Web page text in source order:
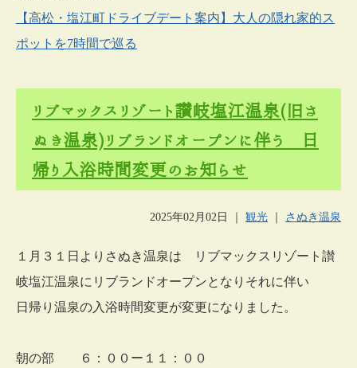
【高松・塩江町ドライブデート案内】大人の隠れ家的ス
ポットを7時間で巡る
リブマックスリゾート讃岐塩江温泉(旧さ
ぬき温泉)リブランドオープンに伴う 日
帰り入浴時間変更のお知らせ
2025年02月02日 観光 さぬき温泉
１月３１日よりさぬき温泉は リブマックスリゾート讃
岐塩江温泉にリブランドオープンとなりそれに伴い
日帰り温泉の入浴時間変更が変更になりました。
朝の部 ６：００ー１１：００